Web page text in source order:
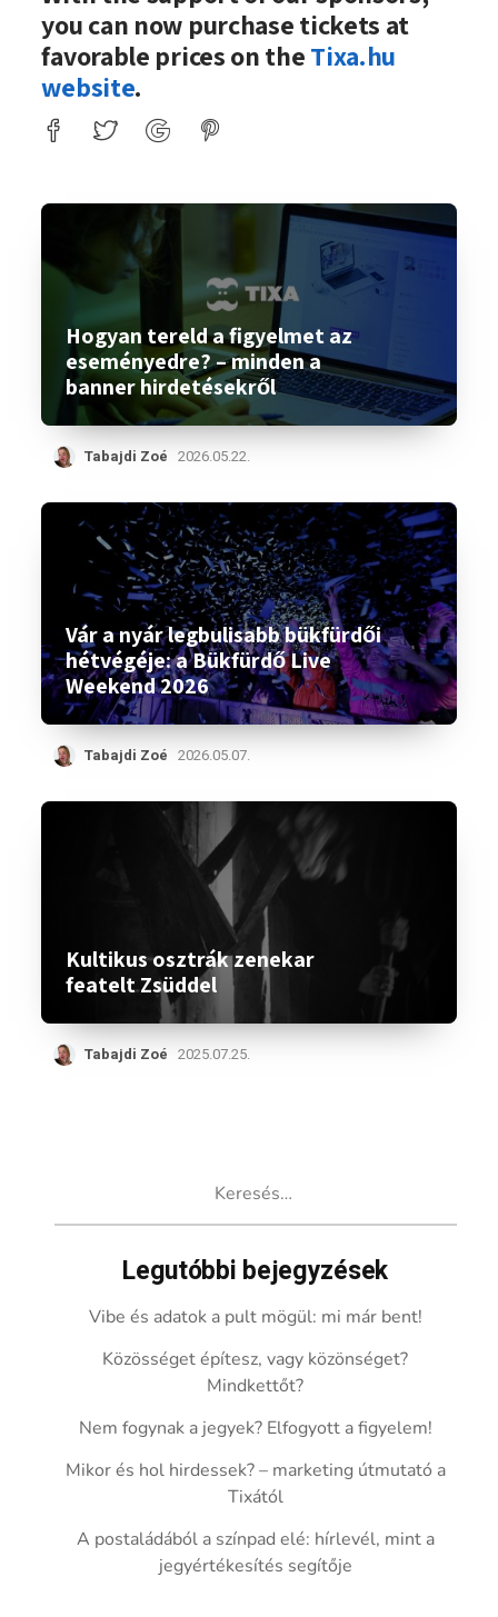
you can now purchase tickets at
favorable prices on theTixa.hu
website.
Hogyan tereld a figyelmet az
eseményedre? – minden a
banner hirdetésekről
Tabajdi Zoé 2026.05.22.
Vár a nyár legbulisabb bükfürdői
hétvégéje: a Bükfürdő Live
Weekend 2026
Tabajdi Zoé 2026.05.07.
Kultikus osztrák zenekar
featelt Zsüddel
Tabajdi Zoé 2025.07.25.
Legutóbbi bejegyzések
Vibe és adatok a pult mögül: mi már bent!
Közösséget építesz, vagy közönséget?
Mindkettőt?
Nem fogynak a jegyek? Elfogyott a figyelem!
Mikor és hol hirdessek? – marketing útmutató a
Tixától
A postaládából a színpad elé: hírlevél, mint a
jegyértékesítés segítője